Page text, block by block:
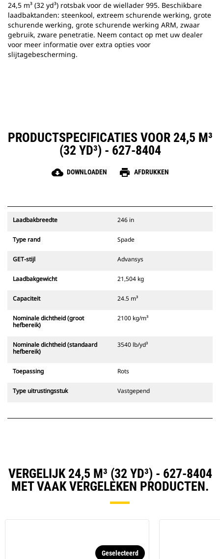
24,5 m³ (32 yd³) rotsbak voor de wiellader 995. Beschikbare
laadbaktanden: steenkool, extreem schurende werking, grote
schurende werking, grote schurende werking ARM, zwaar
gebruik, zware penetratie. Neem contact op met uw dealer
voor meer informatie over extra opties voor
slijtagebescherming.
PRODUCTSPECIFICATIES VOOR 24,5 M³
(32 YD³) - 627-8404
cloud_download DOWNLOADEN print AFDRUKKEN
Laadbakbreedte 246 in
Type rand Spade
GET-stijl Advansys
Laadbakgewicht 21,504 kg
Capaciteit 24.5 m³
Nominale dichtheid (groot
hefbereik)
2100 kg/m³
Nominale dichtheid (standaard
hefbereik)
3540 lb/yd³
Toepassing Rots
Type uitrustingsstuk Vastgepend
VERGELIJK 24,5 M³ (32 YD³) - 627-8404
MET VAAK VERGELEKEN PRODUCTEN.
Geselecteerd